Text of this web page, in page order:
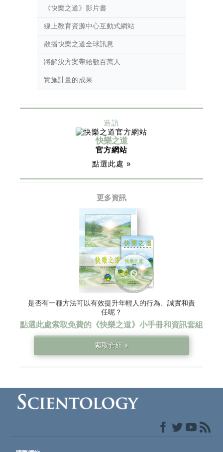
《快樂之道》影片書
線上教育資源中心互動式網站
散播快樂之道全球訊息
將解決方案帶給數百萬人
實施計畫的成果
造訪
快樂之道
官方網站
點選此處 »
更多資訊
是否有一種方法可以有效提升年輕人的行為、誠實和責
任呢？
點選此處索取免費的 《快樂之道》 小手冊和資訊套組
索取套組 »